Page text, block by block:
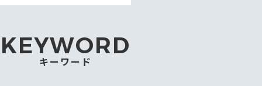
KEYWORD
キーワード